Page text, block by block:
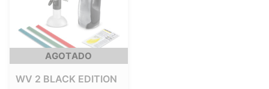
AGOTADO
WV 2 BLACK EDITION